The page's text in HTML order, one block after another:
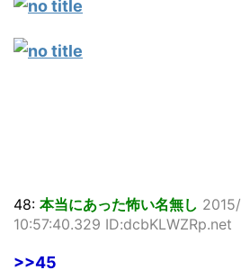
48: 本当にあった怖い名無し
10:57:40.329 ID:dcbKLWZRp.net
>>45